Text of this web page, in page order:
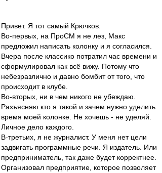
Привет. Я тот самый Крючков.
Во-первых, на ПроСМ я не лез, Макс
предложил написать колонку и я согласился.
Вчера после классико потратил час времени и
сформулировал как всё вижу. Потому что
небезразлично и давно бомбит от того, что
происходит в клубе.
Во-вторых, ни в чем никого не убеждаю.
Разъясняю кто я такой и зачем нужно уделить
время моей колонке. Не хочешь - не уделяй.
Личное дело каждого.
В-третьих, я не журналист. У меня нет цели
задвигать программные речи. Я издатель. Или
предприниматель, так даже будет корректнее.
Организовал предприятие, которое позволяет